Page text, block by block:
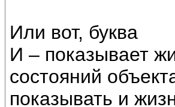
Или вот, буква
И – показывает
состояний
показывать и